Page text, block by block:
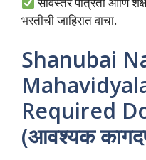
भरतीची जाहिरात वाचा.
Shanubai
Required
(आवश्यक